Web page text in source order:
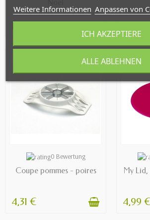
12,90 €
0 Bewertung
Coupe pommes - poires
4,31 €
My
4,99 €
Weitere Informationen Anpassen von
ALLE ABLEHNEN
ICH AKZEPTIERE